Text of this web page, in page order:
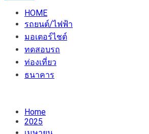
HOME
รถยนต์/ไฟฟ้า
มอเตอร์ไชต์
ทดสอบรถ
ท่องเที่ยว
ธนาคาร
Home
2025